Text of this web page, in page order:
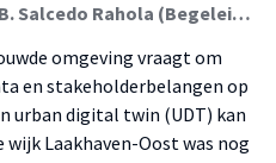
Gijs de Kremer (Student); T.B. Salcedo Rahola (Begeleider); Rik Lukey (Begeleider)
omgeving vraagt om
en stakeholderbelangen op
urban digital twin (UDT) kan
Laakhaven-Oost was nog